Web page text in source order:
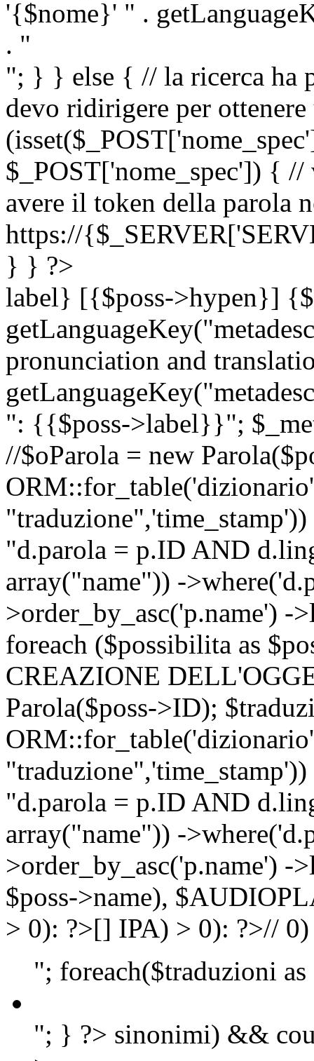
'{$nome}' " .
. "
"; } } else { // la ricerca ha
devo ridirigere per
$_POST['nome_spec']) {
avere il token della parola
https://
} } ?>
label} [{$poss->hypen}]
pronunciation and
": {{$poss->label}}";
//$oParola = new
"d.parola = p.ID AND
array("name")) -
>order_by_asc('p.name')
foreach ($possibilita as
CREAZIONE
Parola($poss->ID);
"d.parola = p.ID AND
array("name")) -
>order_by_asc('p.name')
$poss->name),
> 0): ?>[] IPA) > 0): ?>//
"; foreach($traduzioni
"; } ?> sinonimi) &&